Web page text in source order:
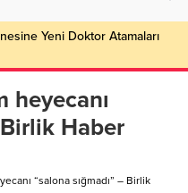
Yeni Doktor Atamaları
heyecanı
Birlik Haber
“salona sığmadı” – Birlik